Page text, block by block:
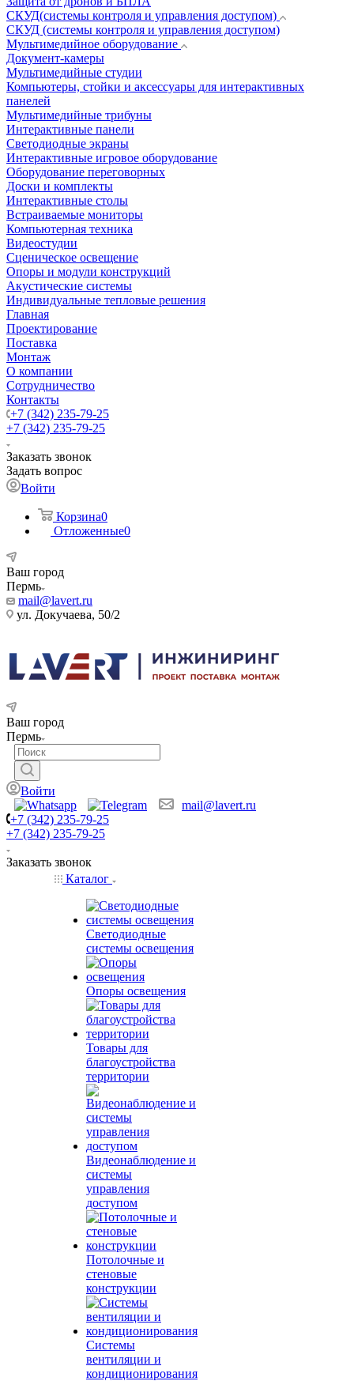
СКУД(системы контроля и управления доступом)
СКУД (системы контроля и управления доступом)
Мультимедийное оборудование
Документ-камеры
Мультимедийные студии
Компьютеры, стойки и аксессуары для интерактивных
панелей
Мультимедийные трибуны
Интерактивные панели
Светодиодные экраны
Интерактивные игровое оборудование
Оборудование переговорных
Доски и комплекты
Интерактивные столы
Встраиваемые мониторы
Компьютерная техника
Видеостудии
Cценическое освещение
Опоры и модули конструкций
Акустические системы
Индивидуальные тепловые решения
Главная
Проектирование
Поставка
Монтаж
О компании
Сотрудничество
Контакты
+7 (342) 235-79-25
+7 (342) 235-79-25
Заказать звонок
Задать вопрос
Войти
Корзина0
Отложенные0
Ваш город
Пермь
mail@lavert.ru
ул. Докучаева, 50/2
Ваш город
Пермь
Войти
mail@lavert.ru
+7 (342) 235-79-25
+7 (342) 235-79-25
Заказать звонок
Каталог
Светодиодные
системы освещения
Опоры освещения
Товары для
благоустройства
территории
Видеонаблюдение и
системы
управления
доступом
Потолочные и
стеновые
конструкции
Системы
вентиляции и
кондиционирования